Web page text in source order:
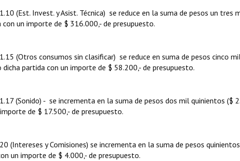
(Est. Invest. y Asist. Técnica)  se reduce en la suma de pesos un tres
con un importe de $ 316.000,- de presupuesto.
(Otros consumos sin clasificar)  se reduce en suma de pesos cinco
dicha partida con un importe de $ 58.200,- de presupuesto.
(Sonido) - se incrementa en la suma de pesos dos mil quinientos ($
de $ 17.500,- de presupuesto.
(Intereses y Comisiones) se incrementa en la suma de pesos
un importe de $ 4.000,- de presupuesto.